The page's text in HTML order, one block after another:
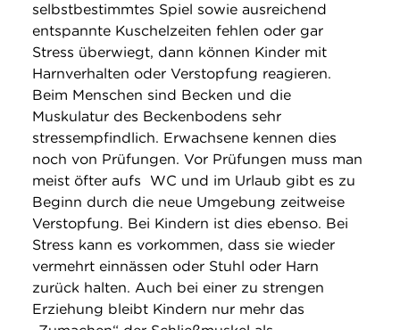
selbstbestimmtes Spiel sowie ausreichend
entspannte Kuschelzeiten fehlen oder gar
Stress überwiegt, dann können Kinder mit
Harnverhalten oder Verstopfung reagieren.
Beim Menschen sind Becken und die
Muskulatur des Beckenbodens sehr
stressempfindlich. Erwachsene kennen dies
noch von Prüfungen. Vor Prüfungen muss man
meist öfter aufs WC und im Urlaub gibt es zu
Beginn durch die neue Umgebung zeitweise
Verstopfung. Bei Kindern ist dies ebenso. Bei
Stress kann es vorkommen, dass sie wieder
vermehrt einnässen oder Stuhl oder Harn
zurück halten. Auch bei einer zu strengen
Erziehung bleibt Kindern nur mehr das